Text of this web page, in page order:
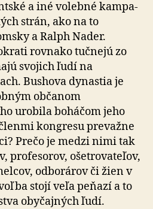
a iné volebné kam­pa­
strán, ako na to
a Ralph Nader.
rov­na­ko tučnejú zo
svojich ľudí na
Bushova dynastia je
občanom
urobila boháčom jeho
kon­gre­su prevažne
Prečo je medzi nimi tak
profesorov, ošetrovateľov,
odborárov či žien v
stojí veľa peňazí a to
obyčajných ľudí.